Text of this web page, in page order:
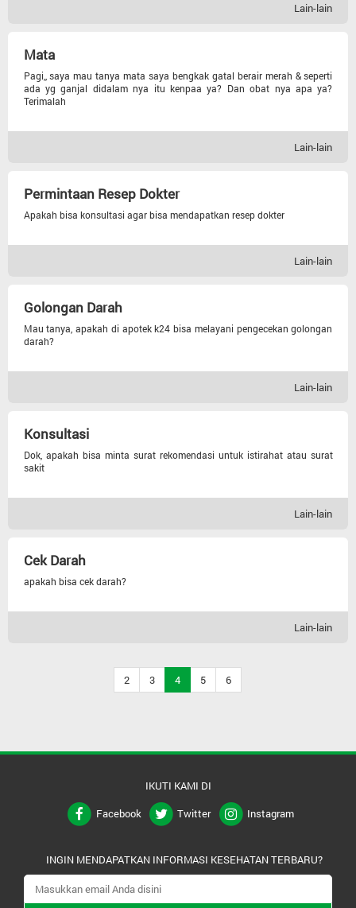
Kolesterol
Hipertensi
Lain-lain
Mata
Pagi,, saya mau tanya mata saya bengkak gatal berair merah & seperti
ada yg ganjal didalam nya itu kenpaa ya? Dan obat nya apa ya?
Terimalah
Lain-lain
Permintaan Resep Dokter
Apakah bisa konsultasi agar bisa mendapatkan resep dokter
Lain-lain
Golongan Darah
Mau tanya, apakah di apotek k24 bisa melayani pengecekan golongan
darah?
Lain-lain
Konsultasi
Dok, apakah bisa minta surat rekomendasi untuk istirahat atau surat
sakit
Lain-lain
Cek Darah
apakah bisa cek darah?
Lain-lain
2 3 4 5 6
IKUTI KAMI DI
Facebook
Twitter Instagram
INGIN MENDAPATKAN INFORMASI KESEHATAN TERBARU?